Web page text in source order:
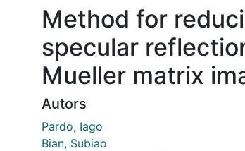
Method for
specular
Mueller matrix
Autors
Pardo, Iago
Bian, Subiao